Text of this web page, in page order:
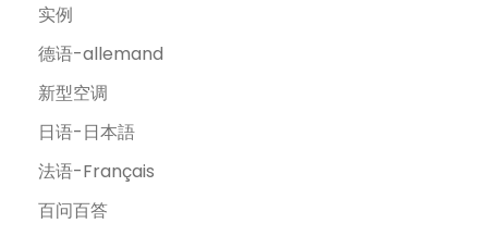
实例
德语-allemand
新型空调
日语-日本語
法语-Français
百问百答